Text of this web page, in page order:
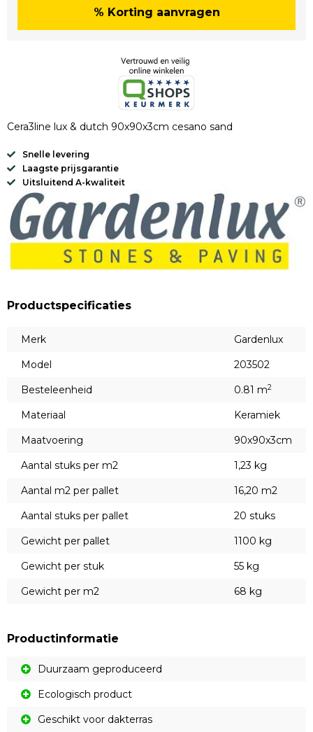
% Korting aanvragen
Cera3line lux & dutch 90x90x3cm cesano sand
Snelle levering
Laagste prijsgarantie
Uitsluitend A-kwaliteit
Productspecificaties
Merk
Gardenlux
Model
203502
Besteleenheid
0.81 m2
Materiaal
Keramiek
Maatvoering
90x90x3cm
Aantal stuks per m2
1,23 kg
Aantal m2 per pallet
16,20 m2
Aantal stuks per pallet
20 stuks
Gewicht per pallet
1100 kg
Gewicht per stuk
55 kg
Gewicht per m2
68 kg
Productinformatie
Duurzaam geproduceerd
Ecologisch product
Geschikt voor dakterras